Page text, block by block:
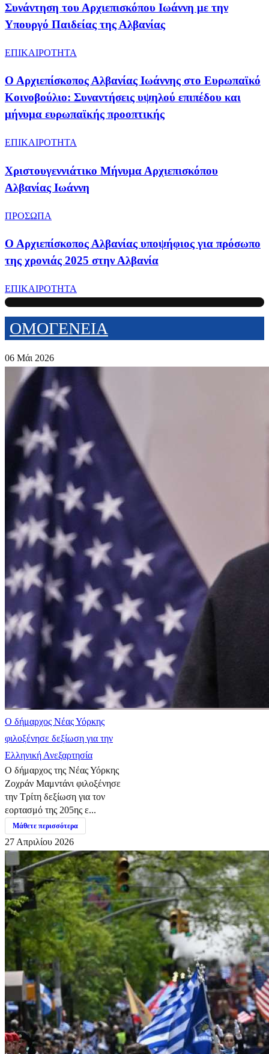
Συνάντηση του Αρχιεπισκόπου Ιωάννη με την
Υπουργό Παιδείας της Αλβανίας
ΕΠΙΚΑΙΡΟΤΗΤΑ
Ο Αρχιεπίσκοπος Αλβανίας Ιωάννης στο Ευρωπαϊκό
Κοινοβούλιο: Συναντήσεις υψηλού επιπέδου και
μήνυμα ευρωπαϊκής προοπτικής
ΕΠΙΚΑΙΡΟΤΗΤΑ
Χριστουγεννιάτικο Μήνυμα Αρχιεπισκόπου
Αλβανίας Ιωάννη
ΠΡΟΣΩΠΑ
Ο Αρχιεπίσκοπος Αλβανίας υποψήφιος για πρόσωπο
της χρονιάς 2025 στην Αλβανία
ΕΠΙΚΑΙΡΟΤΗΤΑ
ΟΜΟΓΕΝΕΙΑ
06 Μάι 2026
Ο δήμαρχος Νέας Υόρκης
φιλοξένησε δεξίωση για την
Ελληνική Ανεξαρτησία
Ο δήμαρχος της Νέας Υόρκης
Ζοχράν Μαμντάνι φιλοξένησε
την Τρίτη δεξίωση για τον
εορτασμό της 205ης ε...
Μάθετε περισσότερα
27 Απριλίου 2026